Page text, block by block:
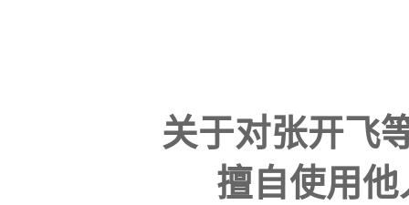
关于对张开飞
擅自使用